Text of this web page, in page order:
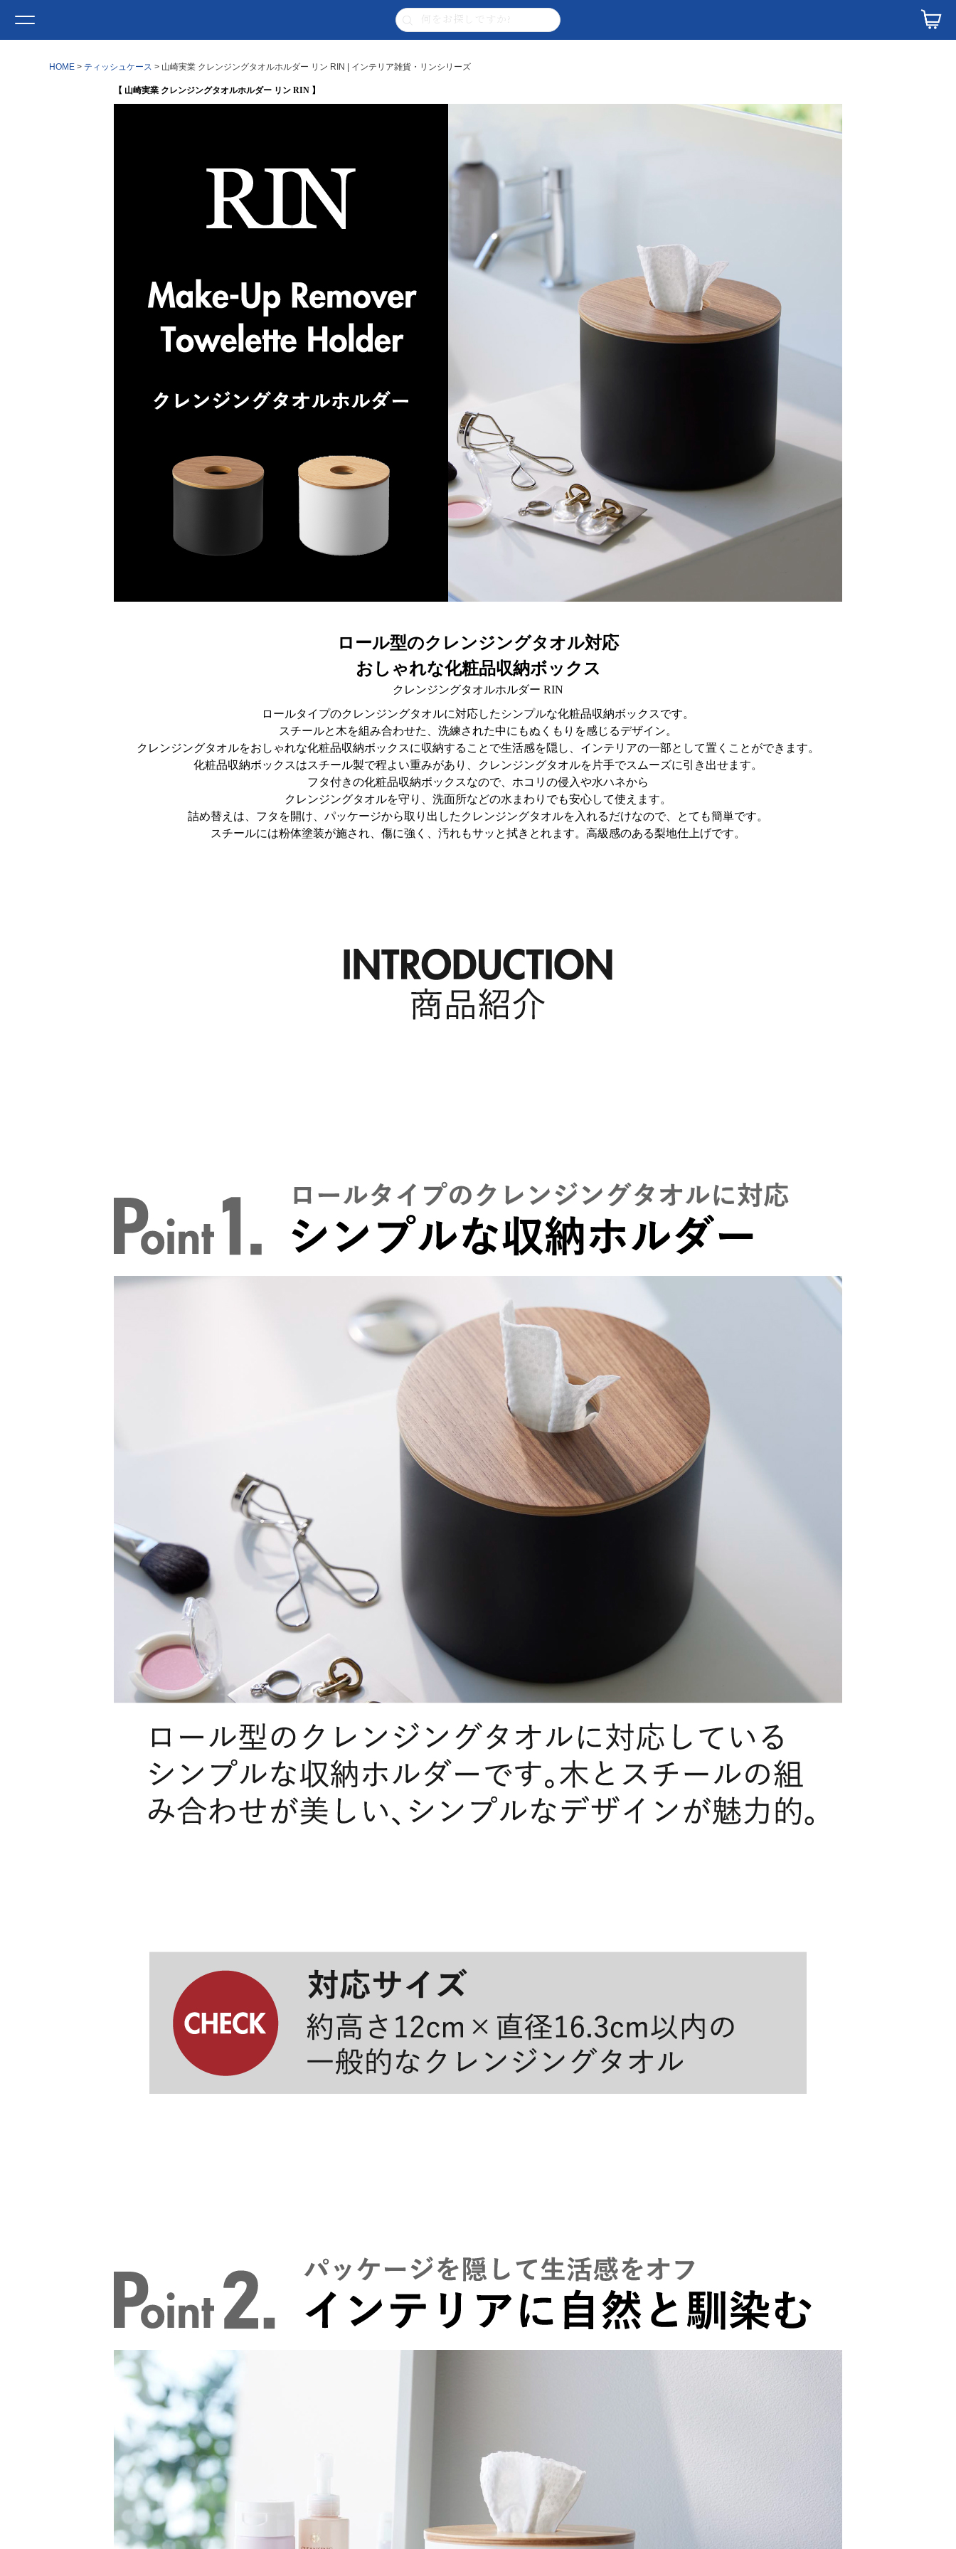
HOME ティッシュケース 山崎実業 クレンジングタオルホルダー リン RIN | インテリア雑貨・リンシリーズ
【 山崎実業 クレンジングタオルホルダー リン RIN 】
ロール型のクレンジングタオル対応
おしゃれな化粧品収納ボックス
クレンジングタオルホルダー RIN
ロールタイプのクレンジングタオルに対応したシンプルな化粧品収納ボックスです。
スチールと木を組み合わせた、洗練された中にもぬくもりを感じるデザイン。
クレンジングタオルをおしゃれな化粧品収納ボックスに収納することで生活感を隠し、インテリアの一部として置くことができます。
化粧品収納ボックスはスチール製で程よい重みがあり、クレンジングタオルを片手でスムーズに引き出せます。
フタ付きの化粧品収納ボックスなので、ホコリの侵入や水ハネから
クレンジングタオルを守り、洗面所などの水まわりでも安心して使えます。
詰め替えは、フタを開け、パッケージから取り出したクレンジングタオルを入れるだけなので、とても簡単です。
スチールには粉体塗装が施され、傷に強く、汚れもサッと拭きとれます。高級感のある梨地仕上げです。